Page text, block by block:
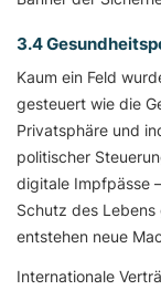
3.4
Kaum ein Feld
gesteuert wie die
Privatsphäre und
politischer
digitale Impfpässe
Schutz des
entstehen neue
Internationale